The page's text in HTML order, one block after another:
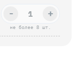
не более 8 шт.
+
-